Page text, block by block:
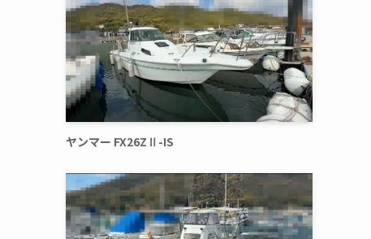
ヤンマー FX26ZⅡ-IS